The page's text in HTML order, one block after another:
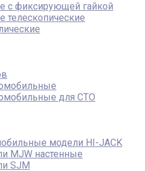
с фиксирующей гайкой
телескопические
для СТО
модели HI-JACK
MJW настенные
SJM